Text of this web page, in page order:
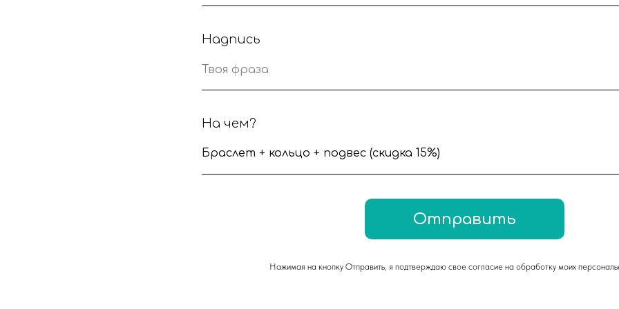
Надпись
На чем?
Отправить
Нажимая на кнопку Отправить, я подтверждаю свое согласие на обработку моих